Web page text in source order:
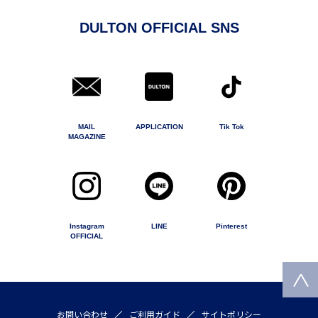
DULTON OFFICIAL SNS
MAIL
MAGAZINE
APPLICATION Tik Tok
Instagram
OFFICIAL
LINE Pinterest
お問い合わせ ご利用ガイド サイトポリシー